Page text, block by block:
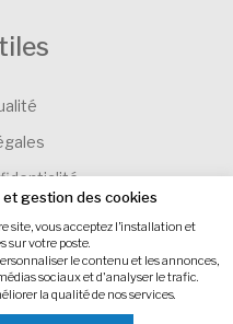
gestion des cookies
site, vous acceptez l’installation et
sur votre poste.
le contenu et les annonces,
sociaux et d'analyser le trafic.
la qualité de nos services.